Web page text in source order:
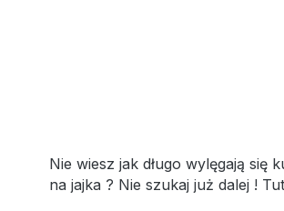
Nie wiesz jak długo wylęgają
na jajka ? Nie szukaj już dalej !